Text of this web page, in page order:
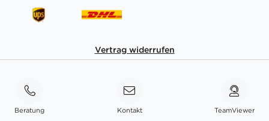
Vertrag widerrufen
Beratung Kontakt TeamViewer